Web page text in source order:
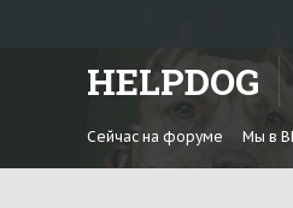
HELPDOG
Сейчас на форуме Мы в